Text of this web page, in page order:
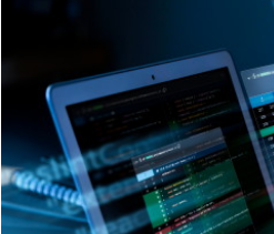
L’expérience
WE.